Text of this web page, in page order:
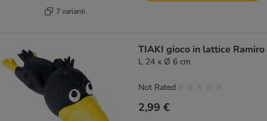
7 varianti
TIAKI gioco in lattice Ramiro
L 24 x Ø 6 cm
2,99 €
Not Rated